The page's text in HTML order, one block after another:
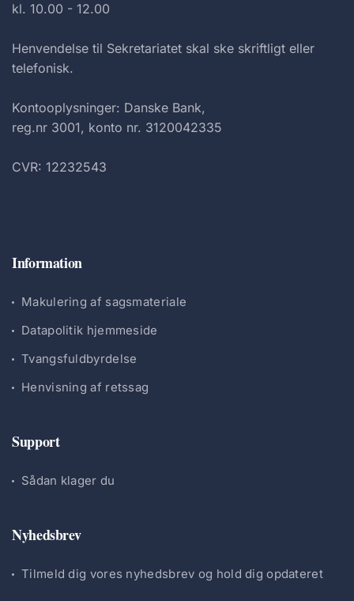
kl. 10.00 - 12.00
Henvendelse til Sekretariatet skal ske skriftligt eller
telefonisk.
Kontooplysninger: Danske Bank,
reg.nr 3001, konto nr. 3120042335
CVR: 12232543
Information
Makulering af sagsmateriale
Datapolitik hjemmeside
Tvangsfuldbyrdelse
Henvisning af retssag
Support
Sådan klager du
Nyhedsbrev
Tilmeld dig vores nyhedsbrev og hold dig opdateret